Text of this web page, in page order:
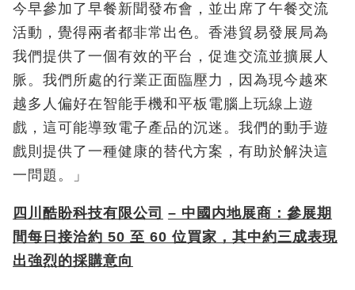
今早參加了早餐新聞發布會，並出席了午餐交流
活動，覺得兩者都非常出色。香港貿易發展局為
我們提供了一個有效的平台，促進交流並擴展人
脈。我們所處的行業正面臨壓力，因為現今越來
越多人偏好在智能手機和平板電腦上玩線上遊
戲，這可能導致電子產品的沉迷。我們的動手遊
戲則提供了一種健康的替代方案，有助於解決這
一問題。」
四川酷盼科技有限公司 – 中國内地展商：參展期
間每日接洽約 50 至 60 位買家，其中約三成表現
出強烈的採購意向